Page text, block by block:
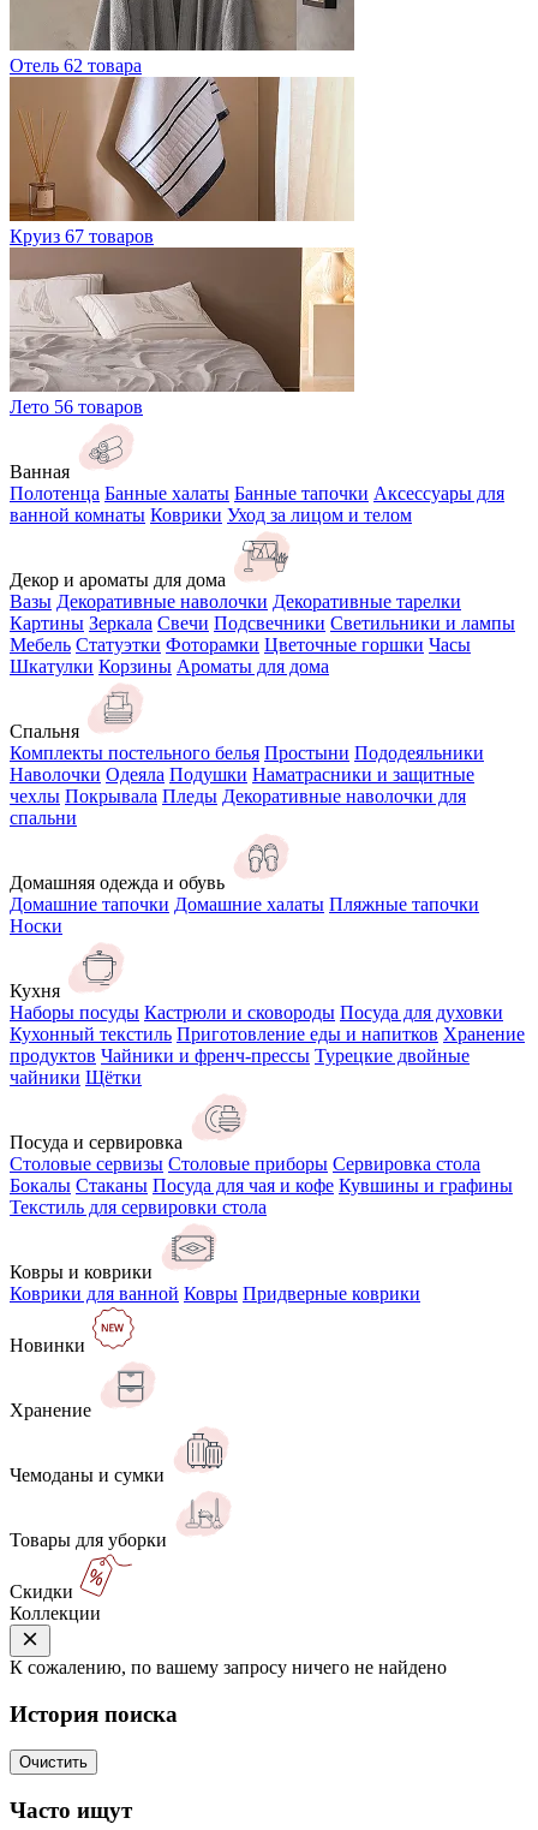
Отель 62 товара
Круиз 67 товаров
Лето 56 товаров
Ванная
Полотенца Банные халаты Банные тапочки Аксессуары для
ванной комнаты Коврики Уход за лицом и телом
Декор и ароматы для дома
Вазы Декоративные наволочки Декоративные тарелки
Картины Зеркала Свечи Подсвечники Светильники и лампы
Мебель Статуэтки Фоторамки Цветочные горшки Часы
Шкатулки Корзины Ароматы для дома
Спальня
Комплекты постельного белья Простыни Пододеяльники
Наволочки Одеяла Подушки Наматрасники и защитные
чехлы Покрывала Пледы Декоративные наволочки для
спальни
Домашняя одежда и обувь
Домашние тапочки Домашние халаты Пляжные тапочки
Носки
Кухня
Наборы посуды Кастрюли и сковороды Посуда для духовки
Кухонный текстиль Приготовление еды и напитков Хранение
продуктов Чайники и френч-прессы Турецкие двойные
чайники Щётки
Посуда и сервировка
Столовые сервизы Столовые приборы Сервировка стола
Бокалы Стаканы Посуда для чая и кофе Кувшины и графины
Текстиль для сервировки стола
Ковры и коврики
Коврики для ванной Ковры Придверные коврики
Новинки
Хранение
Чемоданы и сумки
Товары для уборки
Скидки
Коллекции
К сожалению, по вашему запросу ничего не найдено
История поиска
Очистить
Часто ищут